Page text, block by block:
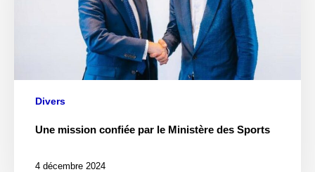
Divers
Une mission confiée par le Ministère des Sports
4 décembre 2024